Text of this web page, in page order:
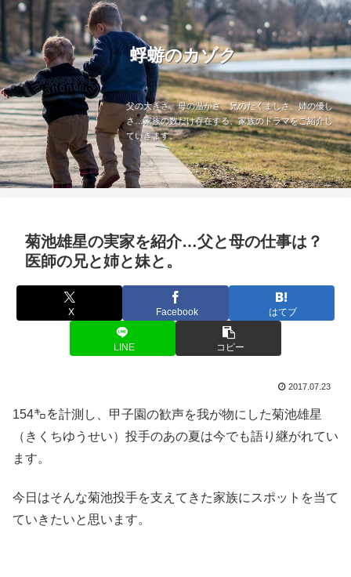
蜉蝣のカゾク
父の大きさ、母の温かさ、兄のたくましさ、姉の優し
さ…家族の数だけ存在する、家族のドラマをご紹介し
ていきます。
菊池雄星の実家を紹介…父と母の仕事は？
医師の兄と姉と妹と。
X Facebook はてブ
LINE コピー
2017.07.23
154㌔を計測し、甲子園の歓声を我が物にした菊池雄星
（きくちゆうせい）投手のあの夏は今でも語り継がれてい
ます。
今日はそんな菊池投手を支えてきた家族にスポットを当て
ていきたいと思います。